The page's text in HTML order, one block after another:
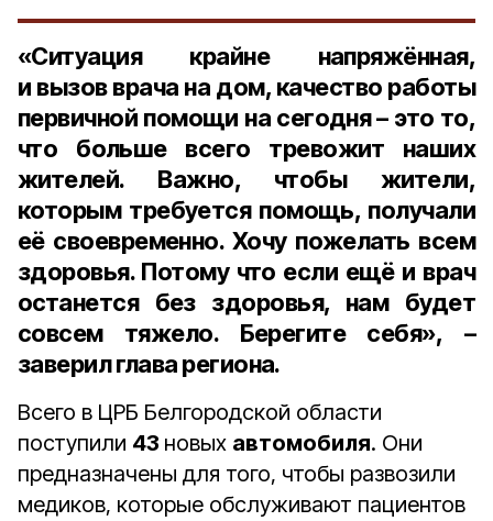
«Ситуация крайне напряжённая,
и вызов врача на дом, качество работы
первичной помощи на сегодня – это то,
что больше всего тревожит наших
жителей. Важно, чтобы жители,
которым требуется помощь, получали
её своевременно. Хочу пожелать всем
здоровья. Потому что если ещё и врач
останется без здоровья, нам будет
совсем тяжело. Берегите себя», –
заверил глава региона.
Всего в ЦРБ Белгородской области
поступили 43 новых автомобиля. Они
предназначены для того, чтобы развозили
медиков, которые обслуживают пациентов